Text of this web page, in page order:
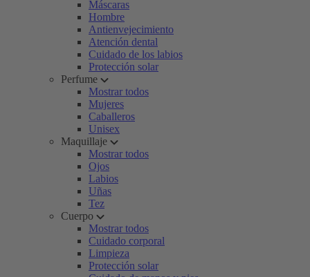
Máscaras
Hombre
Antienvejecimiento
Atención dental
Cuidado de los labios
Protección solar
Perfume
Mostrar todos
Mujeres
Caballeros
Unisex
Maquillaje
Mostrar todos
Ojos
Labios
Uñas
Tez
Cuerpo
Mostrar todos
Cuidado corporal
Limpieza
Protección solar